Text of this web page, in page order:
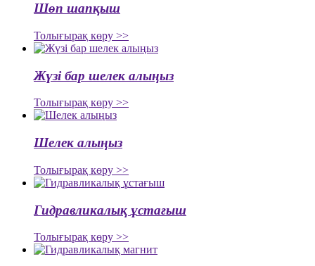
Шөп шапқыш
Толығырақ көру >>
Жүзі бар шелек алыңыз
Толығырақ көру >>
Шелек алыңыз
Толығырақ көру >>
Гидравликалық ұстағыш
Толығырақ көру >>